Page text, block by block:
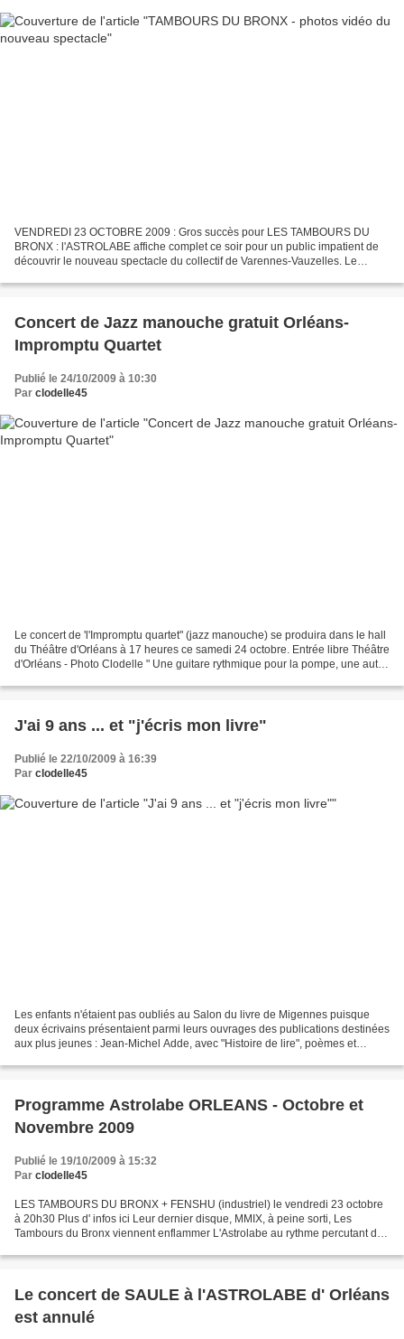
VENDREDI 23 OCTOBRE 2009 : Gros succès pour LES TAMBOURS DU
BRONX : l'ASTROLABE affiche complet ce soir pour un public impatient de
découvrir le nouveau spectacle du collectif de Varennes-Vauzelles. Le
Concert de Jazz manouche gratuit Orléans-
Impromptu Quartet
Publié le 24/10/2009 à 10:30
Par clodelle45
Le concert de 'l'Impromptu quartet" (jazz manouche) se produira dans le hall
du Théâtre d'Orléans à 17 heures ce samedi 24 octobre. Entrée libre Théâtre
d'Orléans - Photo Clodelle " Une guitare rythmique pour la pompe, une autre
J'ai 9 ans ... et "j'écris mon livre"
Publié le 22/10/2009 à 16:39
Par clodelle45
Les enfants n'étaient pas oubliés au Salon du livre de Migennes puisque
deux écrivains présentaient parmi leurs ouvrages des publications destinées
aux plus jeunes : Jean-Michel Adde, avec "Histoire de lire", poèmes et
Programme Astrolabe ORLEANS - Octobre et
Novembre 2009
Publié le 19/10/2009 à 15:32
Par clodelle45
LES TAMBOURS DU BRONX + FENSHU (industriel) le vendredi 23 octobre
à 20h30 Plus d' infos ici Leur dernier disque, MMIX, à peine sorti, Les
Tambours du Bronx viennent enflammer L'Astrolabe au rythme percutant de
Le concert de SAULE à l'ASTROLABE d' Orléans
est annulé